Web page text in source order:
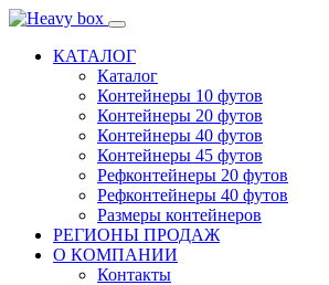
КАТАЛОГ
Каталог
Контейнеры 10 футов
Контейнеры 20 футов
Контейнеры 40 футов
Контейнеры 45 футов
Рефконтейнеры 20 футов
Рефконтейнеры 40 футов
Размеры контейнеров
РЕГИОНЫ ПРОДАЖ
О КОМПАНИИ
Контакты